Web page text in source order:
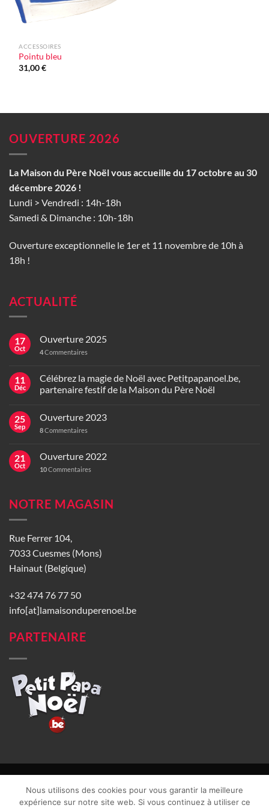
ACCESSOIRES
Pointu bleu
31,00€
OUVERTURE 2026
La Maison du Père Noël vous accueille du 17 octobre au 30
décembre 2026 !
Lundi > Vendredi : 14h-18h
Samedi & Dimanche : 10h-18h
Ouverture exceptionnelle le 1er et 11 novembre de 10h à
18h !
ACTUALITÉ
17
Oct
Ouverture 2025
4Commentaires
11
Déc
Célébrez la magie de Noël avec Petitpapanoel.be,
partenaire festif de la Maison du Père Noël
25
Sep
Ouverture 2023
8Commentaires
21
Oct
Ouverture 2022
10Commentaires
NOTRE MAGASIN
Rue Ferrer 104,
7033 Cuesmes (Mons)
Hainaut (Belgique)
+32 474 76 77 50
info[at]lamaisonduperenoel.be
PARTENAIRE
CGU| Vie privée| TVA : BE0840965749 | Site web réalisé par
Nous utilisons des cookies pour vous garantir la meilleure
expérience sur notre site web. Si vous continuez à utiliser ce